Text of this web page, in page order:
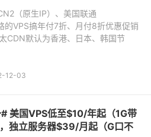
（原生IP）、美国联通
VPS搞年付7折、月付8折优惠促销
CDN默认为香港、日本、韩国节
12-03
美国VPS低至$10/年起（1G带
独立服务器$39/月起（G口不